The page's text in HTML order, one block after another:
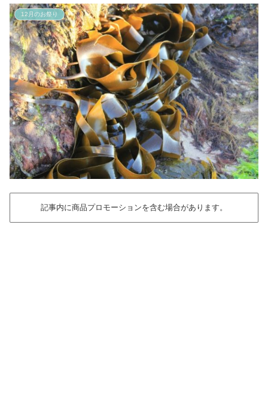
12月のお祭り
記事内に商品プロモーションを含む場合があります。